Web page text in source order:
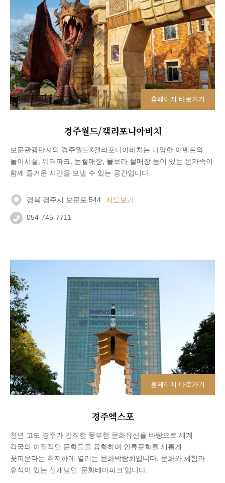
홈페이지 바로가기
경주월드/캘리포니아비치
보문관광단지의 경주월드&캘리포니아비치는 다양한 이벤트와
놀이시설, 워터파크, 눈썰매장, 물보라 썰매장 등이 있는 온가족이
함께 즐거운 시간을 보낼 수 있는 공간입니다.
경북 경주시 보문로 544 지도보기
054-745-7711
홈페이지 바로가기
경주엑스포
천년 고도 경주가 간직한 풍부한 문화유산을 바탕으로 세계
각국의 이질적인 문화들을 융화하여 인류문화를 새롭게
꽃피운다는 취지하에 열리는 문화박람회입니다. 문화와 체험과
휴식이 있는 신개념인 ‘문화테마파크’입니다.